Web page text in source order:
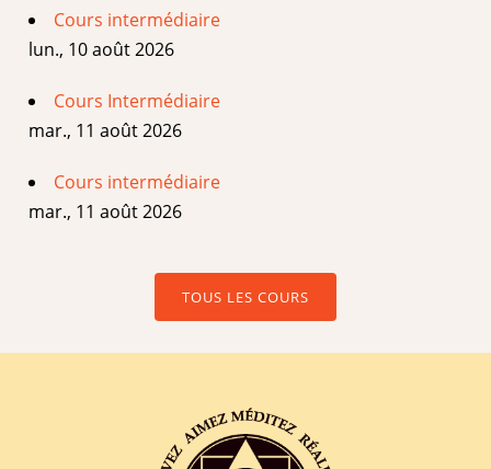
Cours intermédiaire
lun., 10 août 2026
Cours Intermédiaire
mar., 11 août 2026
Cours intermédiaire
mar., 11 août 2026
TOUS LES COURS